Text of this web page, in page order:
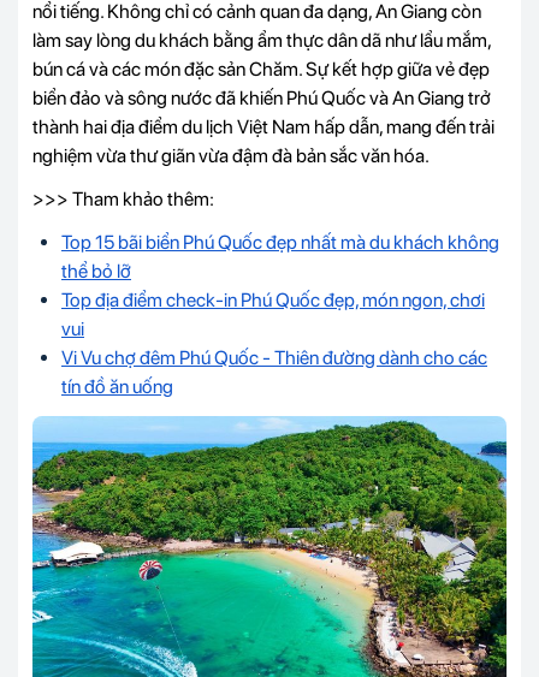
nổi tiếng. Không chỉ có cảnh quan đa dạng, An Giang còn
làm say lòng du khách bằng ẩm thực dân dã như lẩu mắm,
bún cá và các món đặc sản Chăm. Sự kết hợp giữa vẻ đẹp
biển đảo và sông nước đã khiến Phú Quốc và An Giang trở
thành hai địa điểm du lịch Việt Nam hấp dẫn, mang đến trải
nghiệm vừa thư giãn vừa đậm đà bản sắc văn hóa.
>>> Tham khảo thêm:
Top 15 bãi biển Phú Quốc đẹp nhất mà du khách không
thể bỏ lỡ
Top địa điểm check-in Phú Quốc đẹp, món ngon, chơi
vui
Vi Vu chợ đêm Phú Quốc - Thiên đường dành cho các
tín đồ ăn uống